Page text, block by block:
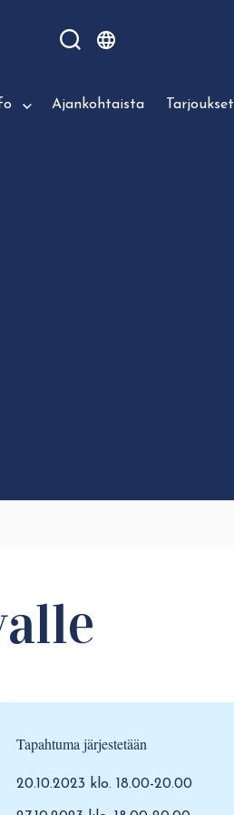
Ajankohtaista Tarjoukset
Tapahtuma järjestetään
20.10.2023 klo. 18.00-20.00